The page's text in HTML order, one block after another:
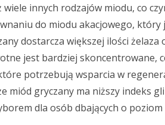
innych rodzajów miodu, co
do miodu akacjowego, który
dostarcza większej ilości żelaza
jest bardziej skoncentrowane,
potrzebują wsparcia w
miód gryczany ma niższy indeks
dla osób dbających o